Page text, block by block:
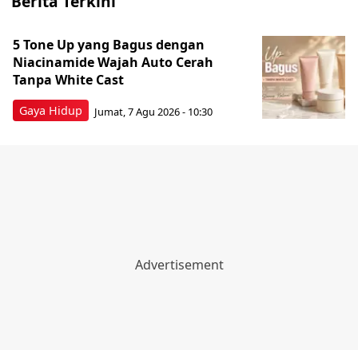
Gaya Hidup
5 Tone Up yang Bagus dengan
Niacinamide Wajah Auto Cerah
Tanpa White Cast
Jumat, 7 Agu 2026 - 10:30